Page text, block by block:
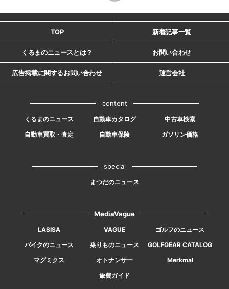
TOP 新着記事一覧
くるまのニュースとは？ お問い合わせ
広告掲載に関するお問い合わせ 運営会社
content
くるまのニュース 自動車カタログ
中古車検索
自動車買取・査定
自動車保険 ガソリン価格
special
まつだのニュース
MediaVague
LASISA VAGUE
ゴルフのニュース
バイクのニュース
乗りものニュース
GOLFGEAR CATALOG
マグミクス
オトナンサー
Merkmal
旅費ガイド